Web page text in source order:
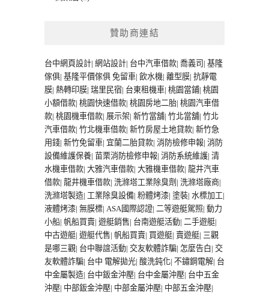
贊助商連結
台中網頁設計| 網站設計| 台中汽車借款| 喬義司 | 基隆
傢俱| 基隆平價傢俱 免留車| 飲水機| 離型膜| 抗靜電
膜| 熱轉印膜| 瑞里民宿| 台東租機車| 桃園當鋪| 桃園
小額借款| 桃園快速借款| 桃園房地二胎| 桃園汽車借
款| 桃園機車借款| 展示架| 新竹當舖| 竹北當舖| 竹北
汽車借款| 竹北機車借款| 新竹房屋土地貸款| 新竹急
用錢| 新竹免留車| 宜蘭二胎貸款| 消防檢修申報| 消防
設備維護保養| 苗栗消防檢修申報| 消防系統維護| 清
水機車借款| 大雅汽車借款| 大雅機車借款| 龍井汽車
借款| 龍井機車借款| 洗滌塔工業除臭劑 | 洗滌塔廠商|
洗滌塔製造| 工業除臭設備| 粉體烤漆| 塗裝| 水標加工|
液體烤漆| 無膜標| ASA國際認證| 二等遊艇駕照| 動力
小船| 帆船買賣| 遊艇銷售| 台南遊艇活動| 二手遊艇|
中古遊艇| 遊艇代售| 帆船買賣| 買遊艇| 賣遊艇| 三觀
是哪三觀| 台中聯誼活動| 交友軟體詐騙| 怎麼告白| 交
友軟體詐騙| 台中 電解拋光| 酸洗鈍化| 不鏽鋼電解| 台
中金屬製造| 台中鈑金沖壓| 台中金屬沖壓| 台中五金
沖壓| 中部鈑金沖壓| 中部金屬沖壓| 中部五金沖壓|